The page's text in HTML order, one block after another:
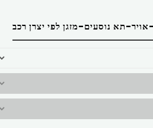
תא נוסעים-מזגן לפי יצרן רכב